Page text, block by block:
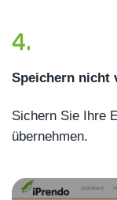
Speichern nicht
Sichern Sie Ihre
übernehmen.